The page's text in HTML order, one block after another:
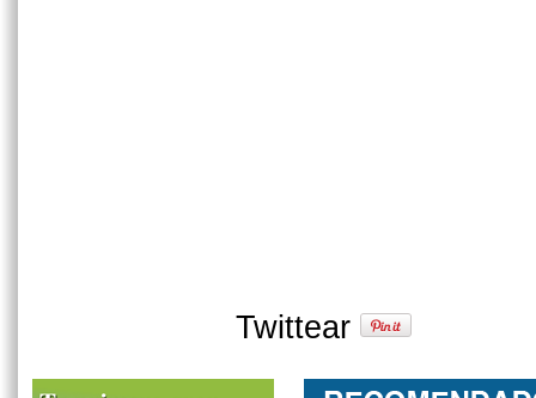
Twittear